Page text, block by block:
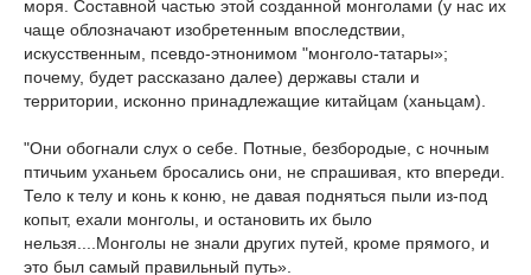
моря. Составной частью этой созданной монголами (у нас их
чаще облозначают изобретенным впоследствии,
искусственным, псевдо-этнонимом "монголо-татары»;
почему, будет рассказано далее) державы стали и
территории, исконно принадлежащие китайцам (ханьцам).
"Они обогнали слух о себе. Потные, безбородые, с ночным
птичьим уханьем бросались они, не спрашивая, кто впереди.
Тело к телу и конь к коню, не давая подняться пыли из-под
копыт, ехали монголы, и остановить их было
нельзя....Монголы не знали других путей, кроме прямого, и
это был самый правильный путь».